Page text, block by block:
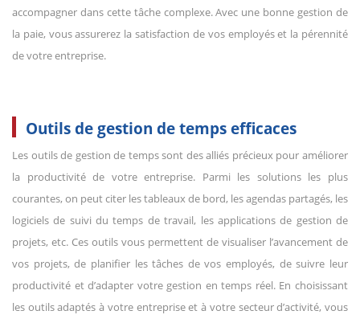
accompagner dans cette tâche complexe. Avec une bonne gestion de
la paie, vous assurerez la satisfaction de vos employés et la pérennité
de votre entreprise.
Outils de gestion de temps efficaces
Les outils de gestion de temps sont des alliés précieux pour améliorer
la productivité de votre entreprise. Parmi les solutions les plus
courantes, on peut citer les tableaux de bord, les agendas partagés, les
logiciels de suivi du temps de travail, les applications de gestion de
projets, etc. Ces outils vous permettent de visualiser l’avancement de
vos projets, de planifier les tâches de vos employés, de suivre leur
productivité et d’adapter votre gestion en temps réel. En choisissant
les outils adaptés à votre entreprise et à votre secteur d’activité, vous